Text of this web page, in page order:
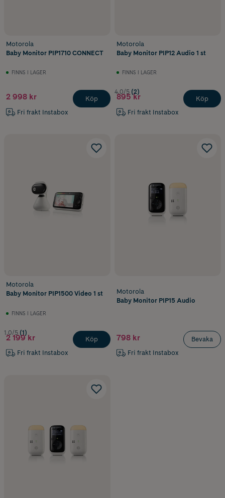
Motorola
Baby Monitor PIP1710 CONNECT
FINNS I LAGER
2 998 kr
Fri frakt Instabox
Köp
Motorola
Baby Monitor PIP12 Audio 1 st
FINNS I LAGER
4.0/5 (2)
895 kr
Fri frakt Instabox
Köp
Motorola
Baby Monitor PIP1500 Video 1 st
FINNS I LAGER
1.0/5 (1)
2 199 kr
Fri frakt Instabox
Köp
Motorola
Baby Monitor PIP15 Audio
798 kr
Fri frakt Instabox
Bevaka